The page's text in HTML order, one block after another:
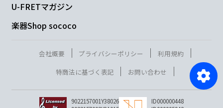
U-FRETマガジン
楽器Shop sococo
会社概要 プライバシーポリシー
利用規約
特商法に基づく表記
お問い合わせ
9022157001Y38026
ID000000448